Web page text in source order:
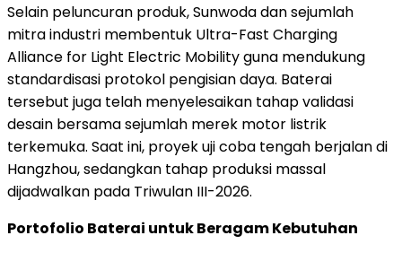
Selain peluncuran produk, Sunwoda dan sejumlah
mitra industri membentuk Ultra-Fast Charging
Alliance for Light Electric Mobility guna mendukung
standardisasi protokol pengisian daya. Baterai
tersebut juga telah menyelesaikan tahap validasi
desain bersama sejumlah merek motor listrik
terkemuka. Saat ini, proyek uji coba tengah berjalan di
Hangzhou, sedangkan tahap produksi massal
dijadwalkan pada Triwulan III-2026.
Portofolio Baterai untuk Beragam Kebutuhan